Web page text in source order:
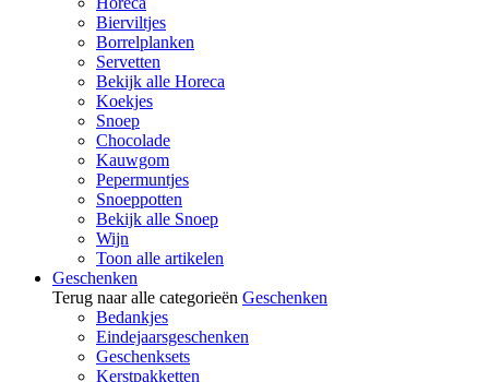
Bierviltjes
Borrelplanken
Servetten
Bekijk alle Horeca
Koekjes
Snoep
Chocolade
Kauwgom
Pepermuntjes
Snoeppotten
Bekijk alle Snoep
Wijn
Toon alle artikelen
Geschenken
Terug naar alle categorieën Geschenken
Bedankjes
Eindejaarsgeschenken
Geschenksets
Kerstpakketten